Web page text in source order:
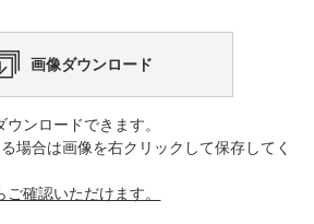
画像ダウンロード
ンロードできます。
場合は画像を右クリックして保存してく
確認いただけます。